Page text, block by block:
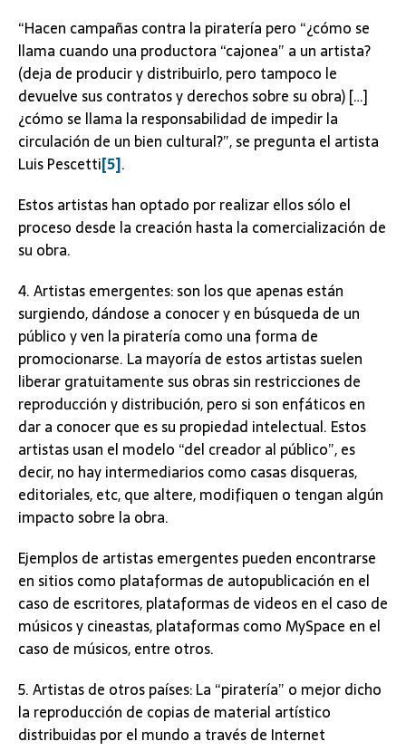
“Hacen campañas contra la piratería pero “¿cómo se
llama cuando una productora “cajonea” a un artista?
(deja de producir y distribuirlo, pero tampoco le
devuelve sus contratos y derechos sobre su obra) […]
¿cómo se llama la responsabilidad de impedir la
circulación de un bien cultural?”, se pregunta el artista
Luis Pescetti[5].
Estos artistas han optado por realizar ellos sólo el
proceso desde la creación hasta la comercialización de
su obra.
4. Artistas emergentes: son los que apenas están
surgiendo, dándose a conocer y en búsqueda de un
público y ven la piratería como una forma de
promocionarse. La mayoría de estos artistas suelen
liberar gratuitamente sus obras sin restricciones de
reproducción y distribución, pero si son enfáticos en
dar a conocer que es su propiedad intelectual. Estos
artistas usan el modelo “del creador al público”, es
decir, no hay intermediarios como casas disqueras,
editoriales, etc, que altere, modifiquen o tengan algún
impacto sobre la obra.
Ejemplos de artistas emergentes pueden encontrarse
en sitios como plataformas de autopublicación en el
caso de escritores, plataformas de videos en el caso de
músicos y cineastas, plataformas como MySpace en el
caso de músicos, entre otros.
5. Artistas de otros países: La “piratería” o mejor dicho
la reproducción de copias de material artístico
distribuidas por el mundo a través de Internet